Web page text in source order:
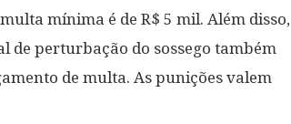
mínima é de R$ 5 mil. Além disso,
de perturbação do sossego também
de multa. As punições valem